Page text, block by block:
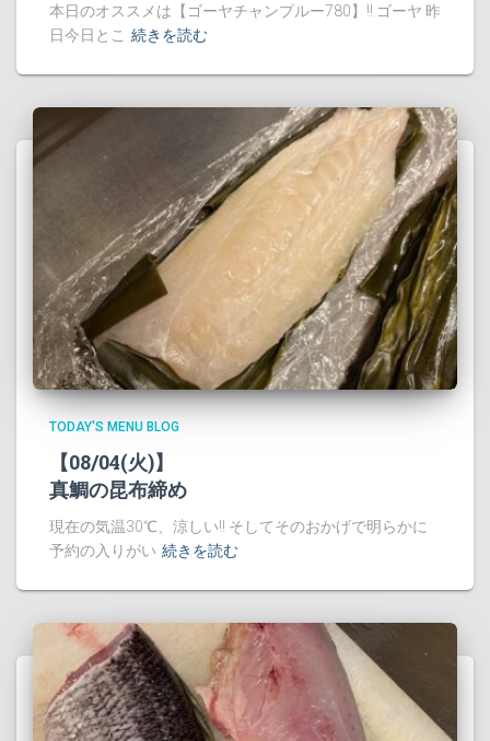
本日のオススメは【ゴーヤチャンプルー780】!! ゴーヤ 昨
日今日とこ 続きを読む
TODAY'S MENU BLOG
【08/04(火)】
真鯛の昆布締め
現在の気温30℃、涼しい!! そしてそのおかげで明らかに
予約の入りがい 続きを読む